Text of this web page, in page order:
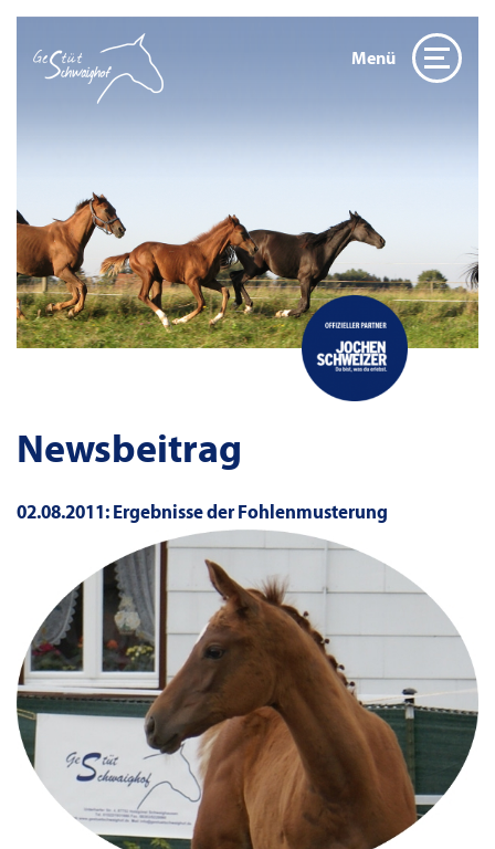
Menü
Newsbeitrag
02.08.2011: Ergebnisse der Fohlenmusterung